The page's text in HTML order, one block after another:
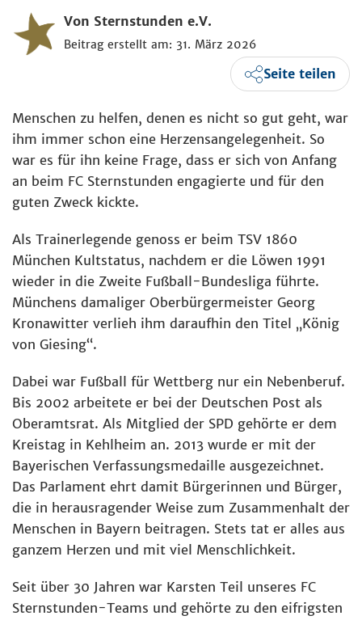
Von Sternstunden e.V.
Beitrag erstellt am: 31. März 2026
Seite teilen
Menschen zu helfen, denen es nicht so gut geht, war
ihm immer schon eine Herzensangelegenheit. So
war es für ihn keine Frage, dass er sich von Anfang
an beim FC Sternstunden engagierte und für den
guten Zweck kickte.
Als Trainerlegende genoss er beim TSV 1860
München Kultstatus, nachdem er die Löwen 1991
wieder in die Zweite Fußball-Bundesliga führte.
Münchens damaliger Oberbürgermeister Georg
Kronawitter verlieh ihm daraufhin den Titel „König
von Giesing“.
Dabei war Fußball für Wettberg nur ein Nebenberuf.
Bis 2002 arbeitete er bei der Deutschen Post als
Oberamtsrat. Als Mitglied der SPD gehörte er dem
Kreistag in Kehlheim an. 2013 wurde er mit der
Bayerischen Verfassungsmedaille ausgezeichnet.
Das Parlament ehrt damit Bürgerinnen und Bürger,
die in herausragender Weise zum Zusammenhalt der
Menschen in Bayern beitragen. Stets tat er alles aus
ganzem Herzen und mit viel Menschlichkeit.
Seit über 30 Jahren war Karsten Teil unseres FC
Sternstunden-Teams und gehörte zu den eifrigsten